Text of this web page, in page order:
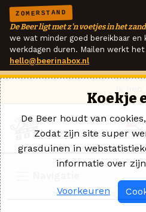
ZOMERSTAND
De Beer ligt met z'n voetjes in het
we wat minder goed bereikbaar en
werkdagen duren. Mailen werkt
hello@beerinabox.nl
Koekje
De Beer houdt van
Zodat zijn site super
grasduinen in
informatie over
Voorkeuren